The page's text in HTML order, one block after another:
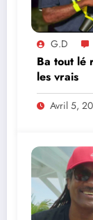
G.D
Ba tout lé
les vrais
Avril 5,